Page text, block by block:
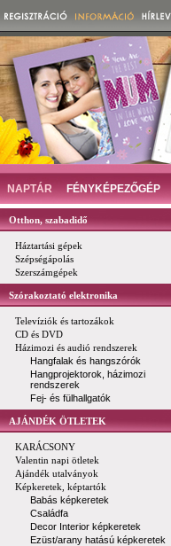
NAPTÁR FÉNYKÉPEZŐGÉP
Otthon, szabadidő
Háztartási gépek
Szépségápolás
Szerszámgépek
Szórakoztató elektronika
Televíziók és tartozákok
CD és DVD
Házimozi és audió rendszerek
Hangfalak és hangszórók
Hangprojektorok, házimozi
rendszerek
Fej- és fülhallgatók
AJÁNDÉK ÖTLETEK
KARÁCSONY
Valentin napi ötletek
Ajándék utalványok
Képkeretek, képtartók
Babás képkeretek
Családfa
Decor Interior képkeretek
Ezüst/arany hatású képkeretek